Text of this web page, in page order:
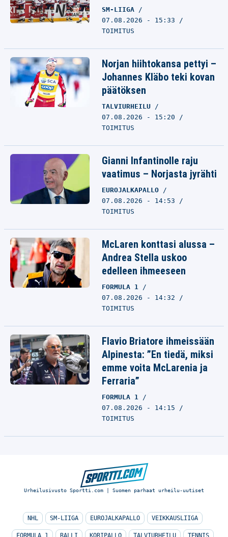
SM-LIIGA
07.08.2026 - 15:33
TOIMITUS
Norjan hiihtokansa pettyi –
Johannes Kläbo teki kovan
päätöksen
TALVIURHEILU
07.08.2026 - 15:20
TOIMITUS
Gianni Infantinolle raju
vaatimus – Norjasta jyrähti
EUROJALKAPALLO
07.08.2026 - 14:53
TOIMITUS
McLaren konttasi alussa –
Andrea Stella uskoo
edelleen ihmeeseen
FORMULA 1
07.08.2026 - 14:32
TOIMITUS
Flavio Briatore ihmeissään
Alpinesta: ”En tiedä, miksi
emme voita McLarenia ja
Ferraria”
FORMULA 1
07.08.2026 - 14:15
TOIMITUS
Urheilusivusto Sportti.com | Suomen parhaat urheilu-uutiset
NHL SM-LIIGA EUROJALKAPALLO VEIKKAUSLIIGA
FORMULA 1 RALLI KORIPALLO TALVIURHEILU TENNIS